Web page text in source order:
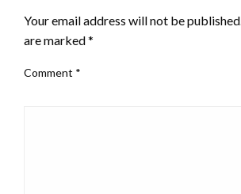
Your email address will not be published.
are marked*
Comment *